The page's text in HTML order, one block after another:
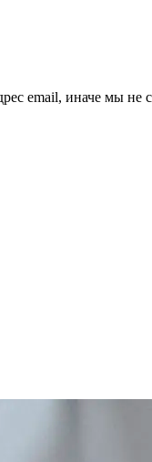
email, иначе мы